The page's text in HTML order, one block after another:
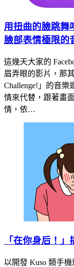
用扭曲的臉跳舞
臉部表情極限的
這幾天大家的
眉弄眼的影片，那
Challenge!」的音
情來代替，跟著畫
情，依…
「在你身后！
以開發 Kuso 類手